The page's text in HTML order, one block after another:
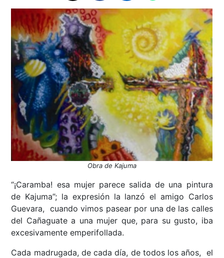
Obra de Kajuma
“¡Caramba! esa mujer parece salida de una pintura
de Kajuma”; la expresión la lanzó el amigo Carlos
Guevara, cuando vimos pasear por una de las calles
del Cañaguate a una mujer que, para su gusto, iba
excesivamente emperifollada.
Cada madrugada, de cada día, de todos los años, el